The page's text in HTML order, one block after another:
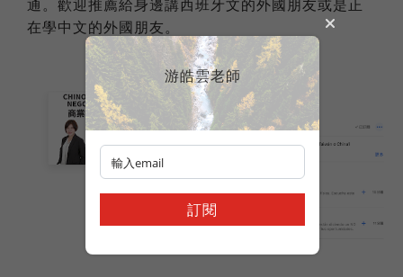
通。歡迎推薦給身邊講西班牙文的外國朋友或是正
在學中文的外國朋友。
游皓雲老師
訂閱